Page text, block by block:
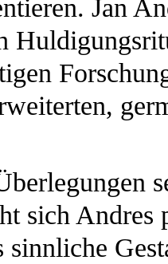
Jan
sich
sinnliche